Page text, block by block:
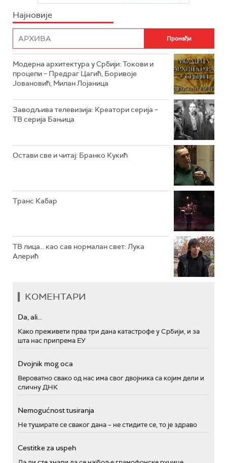
РТС ЖИВОТ
РТС КОЛО
ИНФО
Најновије
Модерна архитектура у Србији: Токови и
процепи – Предраг Цагић, Боривоје
Јовановић, Милан Лојаница
Заводљива телевизија: Креатори серија –
ТВ серија Бањица
Остави све и читај: Бранко Кукић
Транс Кабар
ТВ лица… као сав нормалан свет: Лука
Алерић
КОМЕНТАРИ
Da, ali...
Како преживети прва три дана катастрофе у Србији, и за
шта нас припрема ЕУ
Dvojnik mog oca
Вероватно свако од нас има свог двојника са којим дели и
сличну ДНК
Nemogućnost tusiranja
Не туширате се сваког дана – не стидите се, то је здраво
Cestitke za uspeh